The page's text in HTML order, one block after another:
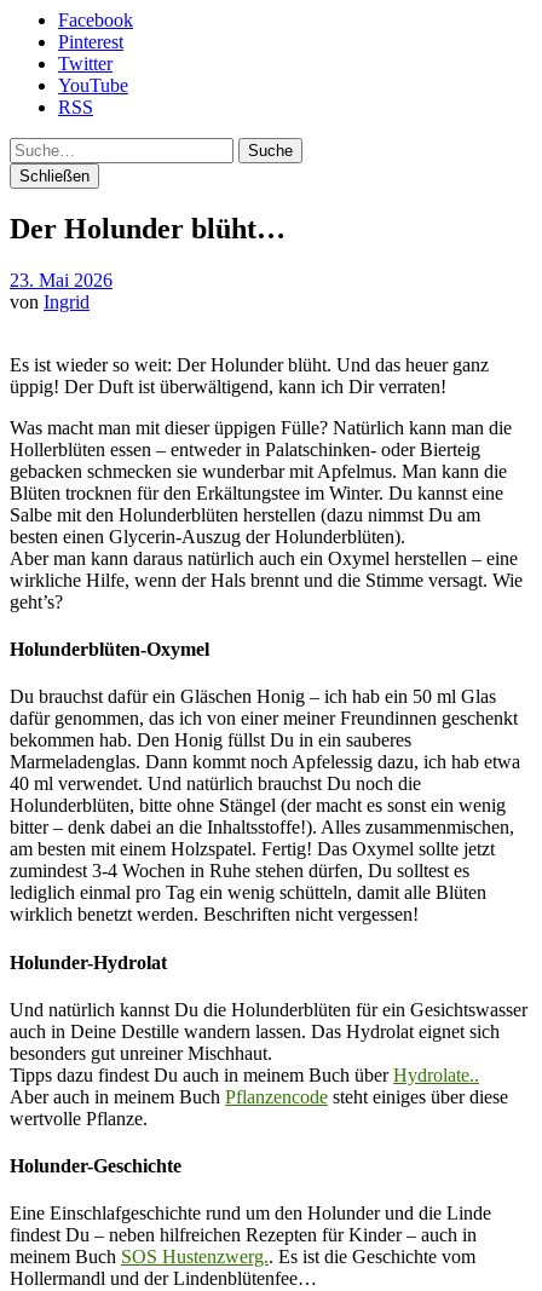
Facebook
Pinterest
Twitter
YouTube
RSS
Suche
Schließen
Der Holunder blüht…
23. Mai 2026
von Ingrid
Es ist wieder so weit: Der Holunder blüht. Und das heuer ganz
üppig! Der Duft ist überwältigend, kann ich Dir verraten!
Was macht man mit dieser üppigen Fülle? Natürlich kann man die
Hollerblüten essen – entweder in Palatschinken- oder Bierteig
gebacken schmecken sie wunderbar mit Apfelmus. Man kann die
Blüten trocknen für den Erkältungstee im Winter. Du kannst eine
Salbe mit den Holunderblüten herstellen (dazu nimmst Du am
besten einen Glycerin-Auszug der Holunderblüten).
Aber man kann daraus natürlich auch ein Oxymel herstellen – eine
wirkliche Hilfe, wenn der Hals brennt und die Stimme versagt. Wie
geht’s?
Holunderblüten-Oxymel
Du brauchst dafür ein Gläschen Honig – ich hab ein 50 ml Glas
dafür genommen, das ich von einer meiner Freundinnen geschenkt
bekommen hab. Den Honig füllst Du in ein sauberes
Marmeladenglas. Dann kommt noch Apfelessig dazu, ich hab etwa
40 ml verwendet. Und natürlich brauchst Du noch die
Holunderblüten, bitte ohne Stängel (der macht es sonst ein wenig
bitter – denk dabei an die Inhaltsstoffe!). Alles zusammenmischen,
am besten mit einem Holzspatel. Fertig! Das Oxymel sollte jetzt
zumindest 3-4 Wochen in Ruhe stehen dürfen, Du solltest es
lediglich einmal pro Tag ein wenig schütteln, damit alle Blüten
wirklich benetzt werden. Beschriften nicht vergessen!
Holunder-Hydrolat
Und natürlich kannst Du die Holunderblüten für ein Gesichtswasser
auch in Deine Destille wandern lassen. Das Hydrolat eignet sich
besonders gut unreiner Mischhaut.
Tipps dazu findest Du auch in meinem Buch überHydrolate..
Aber auch in meinem Buch Pflanzencode steht einiges über diese
wertvolle Pflanze.
Holunder-Geschichte
Eine Einschlafgeschichte rund um den Holunder und die Linde
findest Du – neben hilfreichen Rezepten für Kinder – auch in
meinem Buch SOS Hustenzwerg.. Es ist die Geschichte vom
Hollermandl und der Lindenblütenfee…